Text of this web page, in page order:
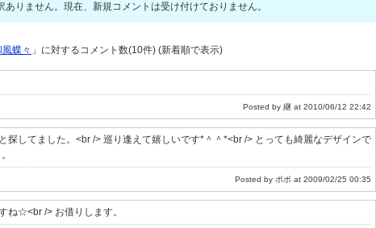
ありません。現在、新規コメントは受け付けておりません。
風蝶々 」に対するコメント数(10件) (新着順で表示)
Posted by 継 at 2010/06/12 22:42
探してました。<br /> 巡り逢えて嬉しいです*＾＾*<br /> とっても綺麗なデザインで
Posted by ポポ at 2009/02/25 00:35
ね☆<br /> お借りします。